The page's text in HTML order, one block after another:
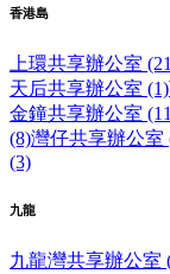
香港島
上環共享辦公室
天后共享辦公室 (1)
金鐘共享辦公室
(8)灣仔共享辦公室
(3)
九龍
九龍灣共享辦公室